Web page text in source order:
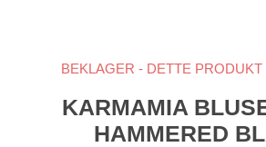
BEKLAGER - DETTE
KARMAMIA
HAMMERED